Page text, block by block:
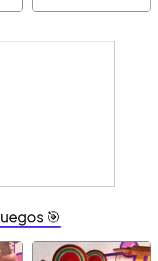
🎯